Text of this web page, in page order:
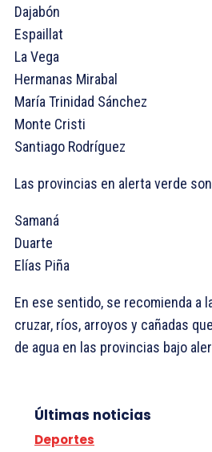
Dajabón
Espaillat
La Vega
Hermanas Mirabal
María Trinidad Sánchez
Monte Cristi
Santiago Rodríguez
Las provincias en alerta verde
Samaná
Duarte
Elías Piña
En ese sentido, se recomienda a
cruzar, ríos, arroyos y cañadas
de agua en las provincias bajo
Últimas noticias
Deportes